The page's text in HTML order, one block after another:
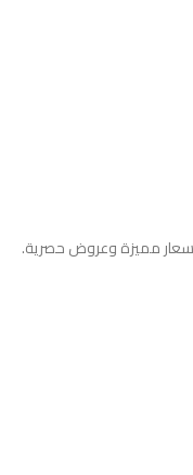
مميزة وعروض حصرية.